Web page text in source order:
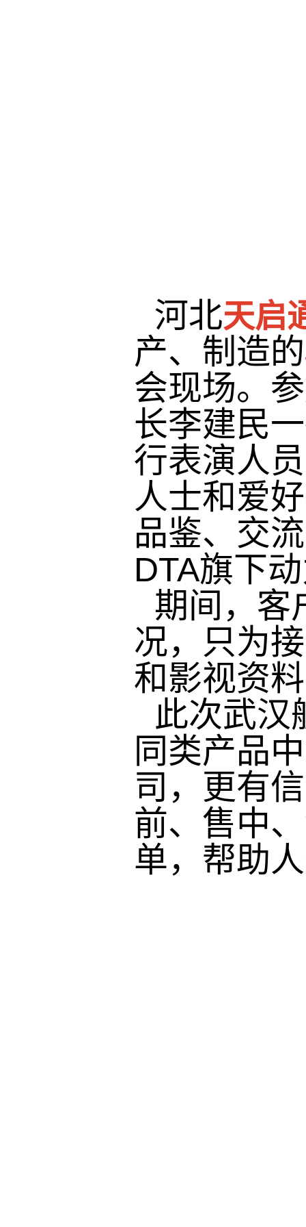
河北天启
产、制造的
会现场。
长李建民
行表演人
人士和爱
品鉴、交
DTA旗下
期间，客
况，只为
和影视资
此次武汉
同类产品
司，更有
前、售中
单，帮助